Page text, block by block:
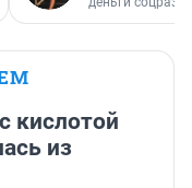
кислотой
из